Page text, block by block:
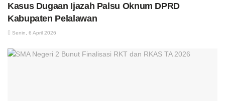
Kasus Dugaan Ijazah Palsu Oknum DPRD
Kabupaten Pelalawan
Senin, 6 April 2026